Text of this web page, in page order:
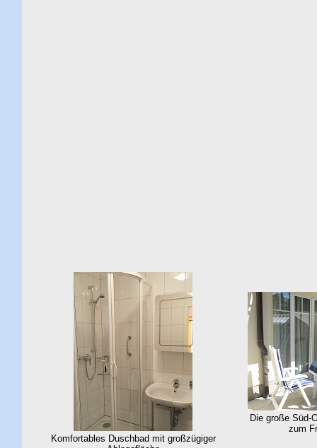
Komfortables Duschbad mit großzügiger
Die große Süd-
zum